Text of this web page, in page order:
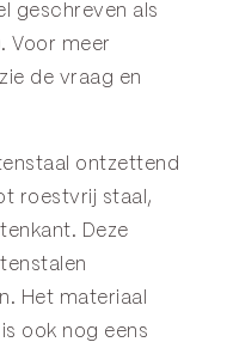
geschreven als
Voor meer
de vraag en
ontzettend
roestvrij staal,
Deze
Het materiaal
ook nog eens